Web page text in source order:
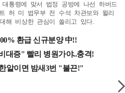
통령에 맞서 법정 공방에 나선 하버드
허 미 법무부 전 수석 차관보와 윌리
해 비상한 관심이 쏠리고 있다.